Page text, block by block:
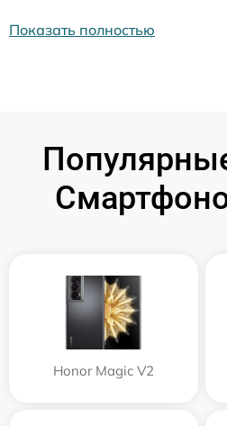
Показать полностью
Honor Magic V2